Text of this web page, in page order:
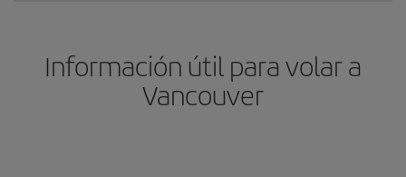
Información útil para volar a
Vancouver